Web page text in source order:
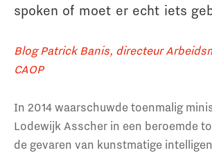
spoken of moet er echt iets
Blog Patrick Banis, directeur
CAOP
In 2014 waarschuwde toenmalig
Lodewijk Asscher in een beroemde
de gevaren van kunstmatige